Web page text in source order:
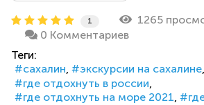
1
1265
0 Комментариев
Теги:
сахалин
экскурсии на сахалине
где отдохнуть в россии
где отдохнуть на море 2021